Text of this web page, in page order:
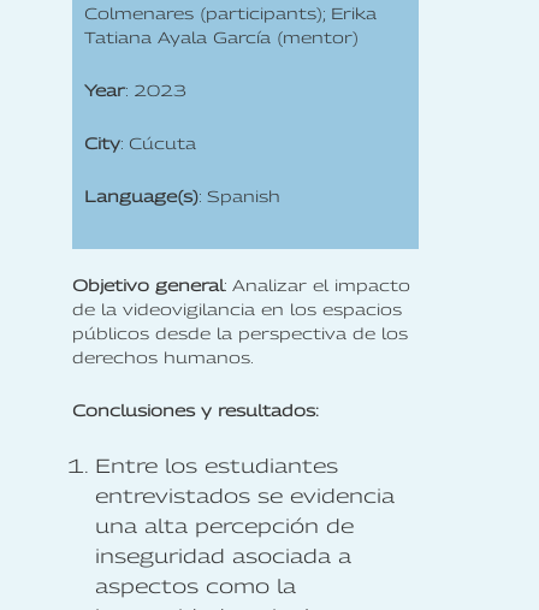
Colmenares (participants); Erika
Tatiana Ayala García (mentor)
Year: 2023
City: Cúcuta
Language(s): Spanish
Objetivo general: Analizar el impacto
de la videovigilancia en los espacios
públicos desde la perspectiva de los
derechos humanos.
Conclusiones y resultados:
Entre los estudiantes
entrevistados se evidencia
una alta percepción de
inseguridad asociada a
aspectos como la